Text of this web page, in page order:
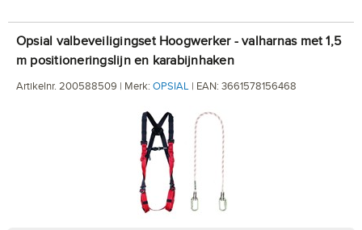
Opsial valbeveiligingset Hoogwerker - valharnas met 1,5
m positioneringslijn en karabijnhaken
Artikelnr. 200588509 | Merk: OPSIAL | EAN: 3661578156468